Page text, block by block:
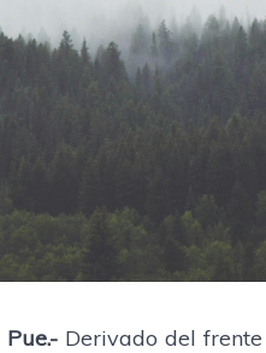
Pue.- Derivado del